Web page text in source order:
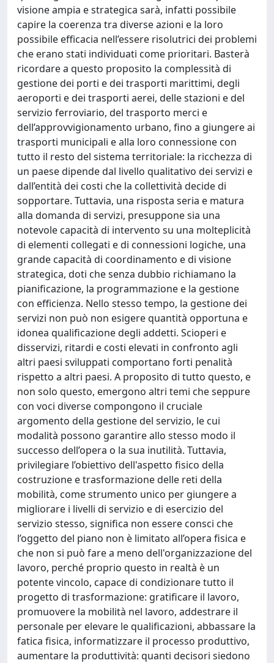
visione ampia e strategica sarà, infatti possibile
capire la coerenza tra diverse azioni e la loro
possibile efficacia nell’essere risolutrici dei problemi
che erano stati individuati come prioritari. Basterà
ricordare a questo proposito la complessità di
gestione dei porti e dei trasporti marittimi, degli
aeroporti e dei trasporti aerei, delle stazioni e del
servizio ferroviario, del trasporto merci e
dell’approvvigionamento urbano, fino a giungere ai
trasporti municipali e alla loro connessione con
tutto il resto del sistema territoriale: la ricchezza di
un paese dipende dal livello qualitativo dei servizi e
dall’entità dei costi che la collettività decide di
sopportare. Tuttavia, una risposta seria e matura
alla domanda di servizi, presuppone sia una
notevole capacità di intervento su una molteplicità
di elementi collegati e di connessioni logiche, una
grande capacità di coordinamento e di visione
strategica, doti che senza dubbio richiamano la
pianificazione, la programmazione e la gestione
con efficienza. Nello stesso tempo, la gestione dei
servizi non può non esigere quantità opportuna e
idonea qualificazione degli addetti. Scioperi e
disservizi, ritardi e costi elevati in confronto agli
altri paesi sviluppati comportano forti penalità
rispetto a altri paesi. A proposito di tutto questo, e
non solo questo, emergono altri temi che seppure
con voci diverse compongono il cruciale
argomento della gestione del servizio, le cui
modalità possono garantire allo stesso modo il
successo dell’opera o la sua inutilità. Tuttavia,
privilegiare l’obiettivo dell'aspetto fisico della
costruzione e trasformazione delle reti della
mobilità, come strumento unico per giungere a
migliorare i livelli di servizio e di esercizio del
servizio stesso, significa non essere consci che
l’oggetto del piano non è limitato all’opera fisica e
che non si può fare a meno dell'organizzazione del
lavoro, perché proprio questo in realtà è un
potente vincolo, capace di condizionare tutto il
progetto di trasformazione: gratificare il lavoro,
promuovere la mobilità nel lavoro, addestrare il
personale per elevare le qualificazioni, abbassare la
fatica fisica, informatizzare il processo produttivo,
aumentare la produttività: quanti decisori siedono